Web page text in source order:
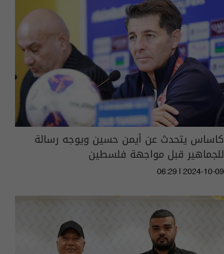
كاساس يتحدث عن أيمن حسين ويوجه رسالة
للجماهير قبل مواجهة فلسطين
06:29 | 2024-10-09